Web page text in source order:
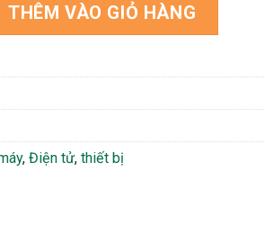
THÊM VÀO GIỎ HÀNG
, Điện tử, thiết bị